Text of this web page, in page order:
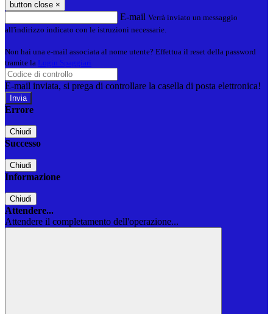
button close ×
E-mail Verrà inviato un messaggio
all'indirizzo indicato con le istruzioni necessarie.
Non hai una e-mail associata al nome utente? Effettua il reset della password
tramite la Login Spaggiari
E-mail inviata, si prega di controllare la casella di posta elettronica!
Errore
Chiudi
Successo
Chiudi
Informazione
Chiudi
Attendere...
Attendere il completamento dell'operazione...